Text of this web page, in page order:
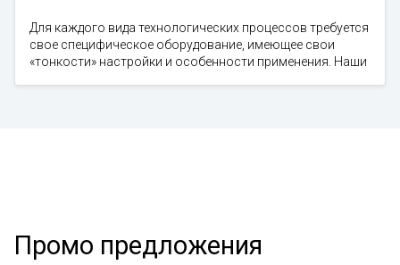
Для каждого вида технологических процессов требуется
свое специфическое оборудование, имеющее свои
«тонкости» настройки и особенности применения. Наши
Промо предложения